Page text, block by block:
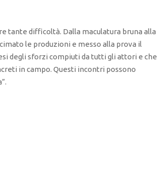
tante difficoltà. Dalla maculatura bruna alla
le produzioni e messo alla prova il
degli sforzi compiuti da tutti gli attori e che
in campo. Questi incontri possono